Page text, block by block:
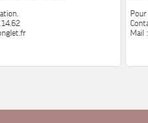
Mail